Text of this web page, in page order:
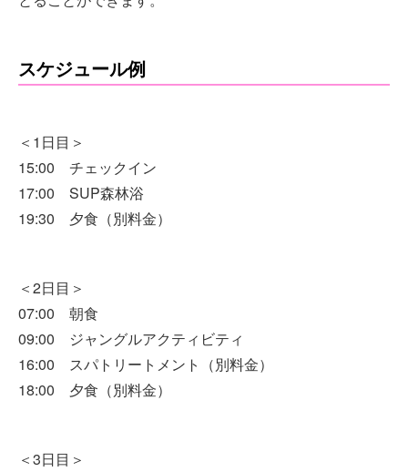
スケジュール例
＜1日目＞
15:00 チェックイン
17:00 SUP森林浴
19:30 夕食（別料金）
＜2日目＞
07:00 朝食
09:00 ジャングルアクティビティ
16:00 スパトリートメント（別料金）
18:00 夕食（別料金）
＜3日目＞